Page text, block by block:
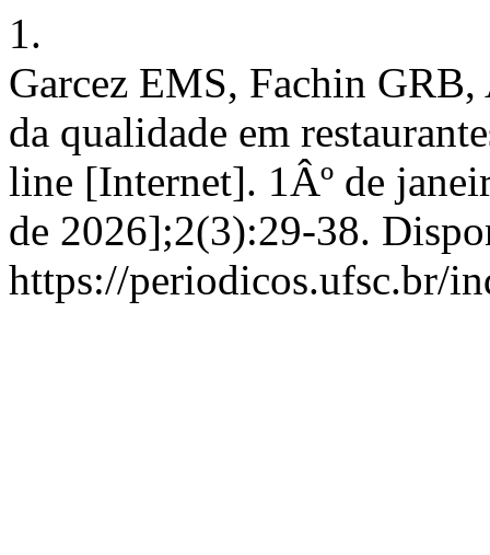
1.
Garcez EMS, Fachin GRB,
da qualidade em
line [Internet]. 1Âº de
de 2026];2(3):29-38.
https://periodicos.ufsc.br/